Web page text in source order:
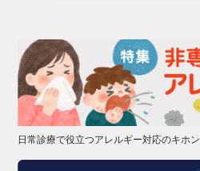
日常診療で役立つアレルギー対応のキホン